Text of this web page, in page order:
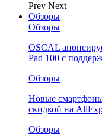
Prev Next
Обзоры
Обзоры
OSCAL
Pad 100 с
Обзоры
Новые
скидкой на
Обзоры